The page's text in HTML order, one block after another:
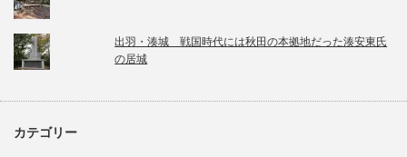
出羽・湊城 戦国時代には秋田の本拠地だった湊安東氏
の居城
カテゴリー